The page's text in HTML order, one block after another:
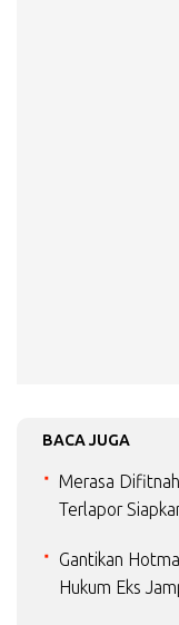
BACA JUGA
Merasa
Terlapor
Gantikan
Hukum Eks